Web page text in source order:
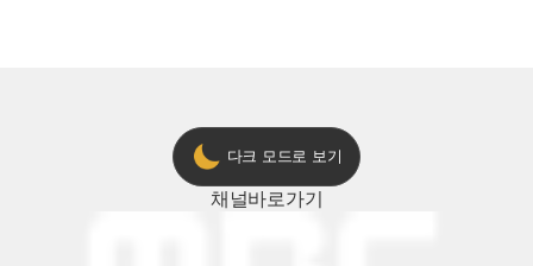
다크 모드로 보기
채널바로가기